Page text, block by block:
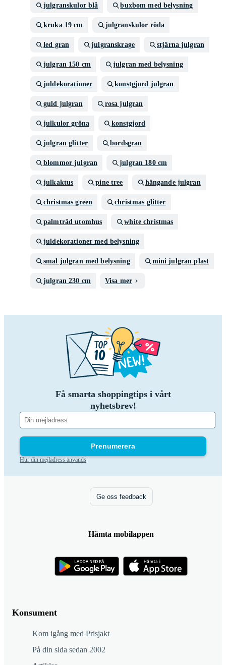
julgranskulor blå buxbom med belysning
kruka 19 cm julgranskulor röda
led gran julgranskrage stjärna julgran
julgran 150 cm julgran med belysning
juldekorationer konstgjord julgran
guld julgran rosa julgran
julkulor gröna konstgjord
julgran glitter bordsgran
blommor julgran julgran 180 cm
julkaktus pine tree hängande julgran
christmas green christmas glitter
palmträd utomhus white christmas
juldekorationer med belysning
smal julgran med belysning mini julgran plast
julgran 230 cm Visa mer
Få smarta shoppingtips i vårt
nyhetsbrev!
Prenumerera
Hur din mejladress används
Konsument
Kom igång med Prisjakt
På din sida sedan 2002
Ge oss feedback
Hämta mobilappen